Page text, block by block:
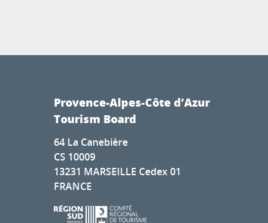
Provence-Alpes-Côte d’Azur
Tourism Board
64 La Canebière
CS 10009
13231 MARSEILLE Cedex 01
FRANCE